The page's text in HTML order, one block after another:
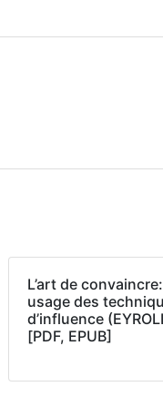
L’art de
usage des
d’influence
[PDF, EPUB]